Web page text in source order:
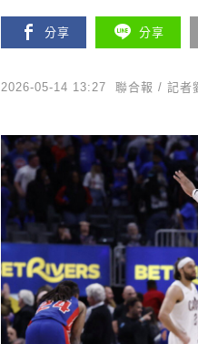
分享 分享
2026-05-14 13:27 聯合報 / 記者